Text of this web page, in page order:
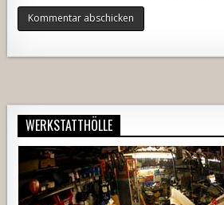
WERKSTATTHÖLLE